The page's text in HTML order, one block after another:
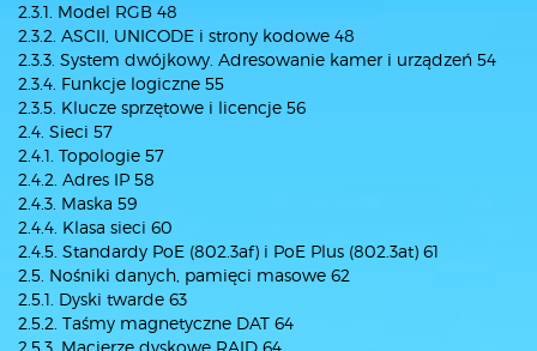
2.3.1. Model RGB 48
2.3.2. ASCII, UNICODE i strony kodowe 48
2.3.3. System dwójkowy. Adresowanie kamer i urządzeń 54
2.3.4. Funkcje logiczne 55
2.3.5. Klucze sprzętowe i licencje 56
2.4. Sieci 57
2.4.1. Topologie 57
2.4.2. Adres IP 58
2.4.3. Maska 59
2.4.4. Klasa sieci 60
2.4.5. Standardy PoE (802.3af) i PoE Plus (802.3at) 61
2.5. Nośniki danych, pamięci masowe 62
2.5.1. Dyski twarde 63
2.5.2. Taśmy magnetyczne DAT 64
2.5.3. Macierze dyskowe RAID 64